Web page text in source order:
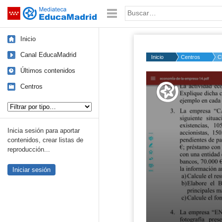
Saltar navegación Palabra o frase:
Inicio
Canal EducaMadrid
Últimos contenidos
Centros
Inicia sesión para aportar
contenidos, crear listas de
reproducción...
Iniciar sesión
Inicio Centros
Volume
50%